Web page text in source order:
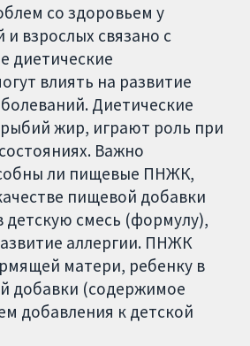
со здоровьем у
взрослых связано с
диетические
влиять на развитие
Диетические
жир, играют роль при
Важно
ли пищевые ПНЖК,
пищевой добавки
детскую смесь (формулу),
аллергии. ПНЖК
матери, ребенку в
добавки (содержимое
добавления к детской